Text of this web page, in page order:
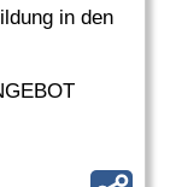
in den